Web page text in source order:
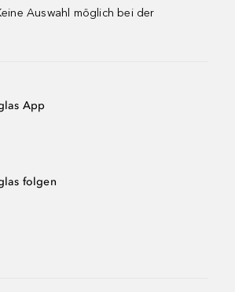
Auswahl möglich bei der
App
folgen